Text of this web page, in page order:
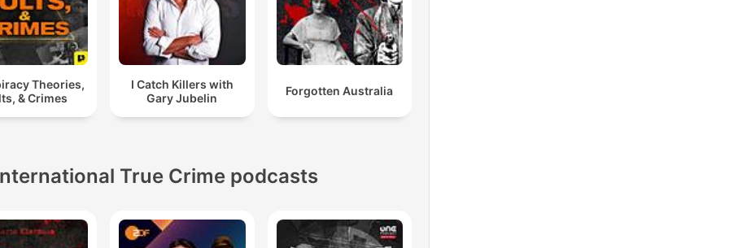
Theories,
& Crimes
I Catch Killers with
Gary Jubelin
Forgotten Australia
True Crime podcasts